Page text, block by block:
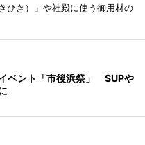
ひき）」や社殿に使う御用材の
ベント「市後浜祭」 SUPや